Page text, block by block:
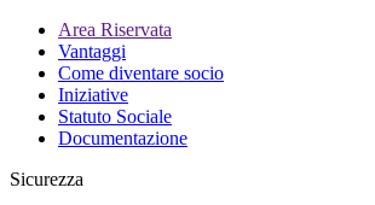
Area Riservata
Vantaggi
Come diventare socio
Iniziative
Statuto Sociale
Documentazione
Sicurezza